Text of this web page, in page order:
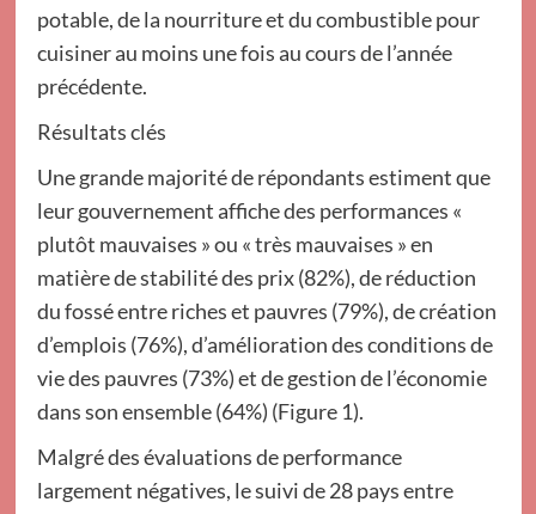
potable, de la nourriture et du combustible pour
cuisiner au moins une fois au cours de l’année
précédente.
Résultats clés
Une grande majorité de répondants estiment que
leur gouvernement affiche des performances «
plutôt mauvaises » ou « très mauvaises » en
matière de stabilité des prix (82%), de réduction
du fossé entre riches et pauvres (79%), de création
d’emplois (76%), d’amélioration des conditions de
vie des pauvres (73%) et de gestion de l’économie
dans son ensemble (64%) (Figure 1).
Malgré des évaluations de performance
largement négatives, le suivi de 28 pays entre